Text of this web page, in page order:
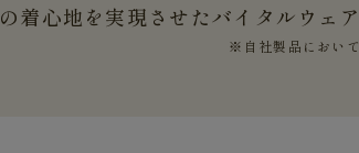
の着心地を実現させたバイタルウェア
※自社製品において